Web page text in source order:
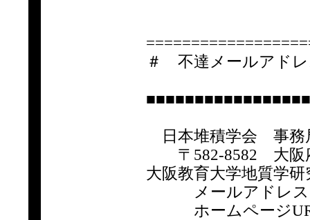
＃ 不達メールアド
日本堆積学会 事務
〒582-8582 大阪
大阪教育大学地質学研
メールアドレ
ホームページ